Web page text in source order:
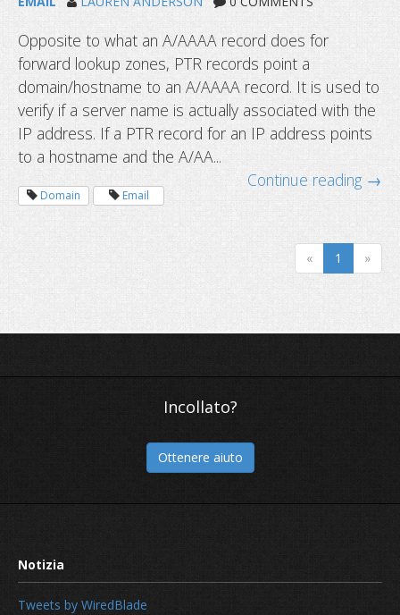
How to configure reverse DNS or
Opposite to what an A/AAAA record does for
forward lookup zones, PTR records point a
domain/hostname to an A/AAAA record. It is used to
verify if a server name is actually associated with the
IP address. If a PTR record for an IP address points
to a hostname and the A/AA...
Continue reading →
Domain Email
« 1 »
Incollato?
Ottenere aiuto
Tweets by WiredBlade